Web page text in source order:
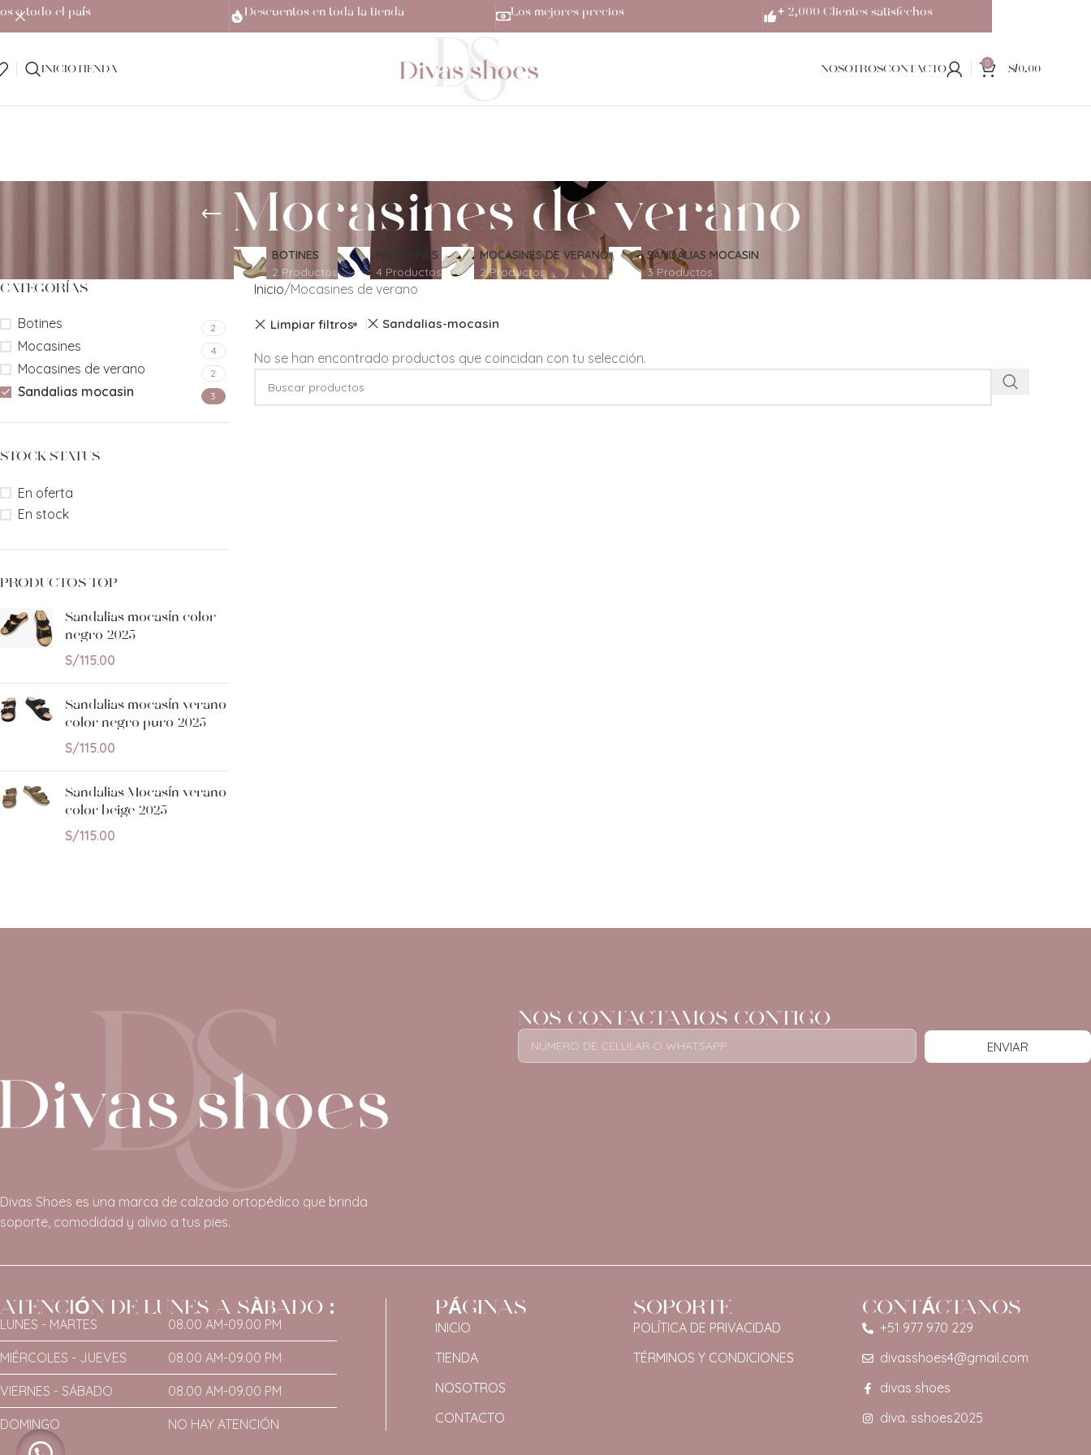
INICIOTIENDA NOSOTROSCONTACTO 0 S/0.00
Mocasines de verano
BOTINES
2 Productos
MOCASINES
4 Productos
MOCASINES DE VERANO
2 Productos
SANDALIAS MOCASIN
3 Productos
CATEGORÍAS
Botines 2
Mocasines 4
Mocasines de verano 2
Sandalias mocasin 3
STOCK STATUS
En oferta
En stock
PRODUCTOS TOP
Sandalias mocasín color
negro 2025
S/115.00
Sandalias mocasín verano
color negro puro 2025
S/115.00
Sandalias Mocasín verano
color beige 2025
S/115.00
Inicio Mocasines de verano
Limpiar filtros Sandalias-mocasin
No se han encontrado productos que coincidan con tu selección.
Divas Shoes es una marca de calzado ortopédico que brinda
soporte, comodidad y alivio a tus pies.
NOS CONTACTAMOS CONTIGO
ENVIAR
ATENCIÓN DE LUNES A SÀBADO :
LUNES - MARTES 08.00 AM-09.00 PM
MIÉRCOLES - JUEVES 08.00 AM-09.00 PM
VIERNES - SÁBADO 08.00 AM-09.00 PM
DOMINGO NO HAY ATENCIÓN
PÁGINAS
INICIO
TIENDA
NOSOTROS
CONTACTO
SOPORTE
POLÍTICA DE PRIVACIDAD
TÉRMINOS Y CONDICIONES
CONTÁCTANOS
+51 977 970 229
divasshoes4@gmail.com
divas shoes
diva. sshoes2025
a todo el país Descuentos en toda la tienda Los mejores precios + 2,000 Clientes satisfechos